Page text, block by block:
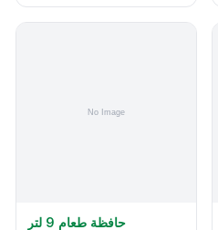
حافظة طعام 9 لتر